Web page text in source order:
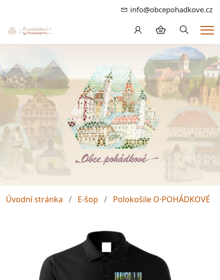
info@obcepohadkove.cz
Hledání
Úvodní stránka E-šop Polokošile O·POHÁDKOVÉ